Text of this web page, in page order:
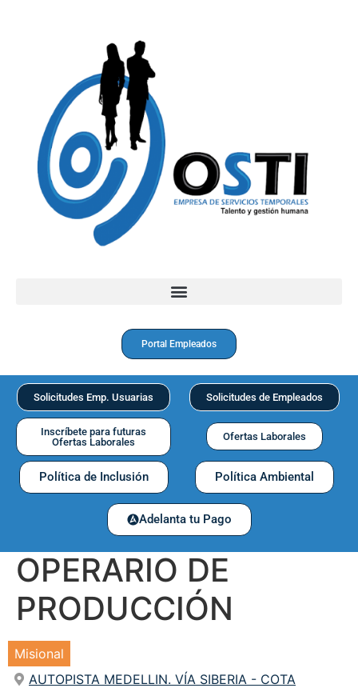
Portal Empleados
Solicitudes Emp. Usuarias Solicitudes de Empleados
Inscríbete para futuras
Ofertas Laborales
Ofertas Laborales
Política de Inclusión Política Ambiental
Adelanta tu Pago
OPERARIO DE
PRODUCCIÓN
Misional
AUTOPISTA MEDELLIN. VÍA SIBERIA - COTA